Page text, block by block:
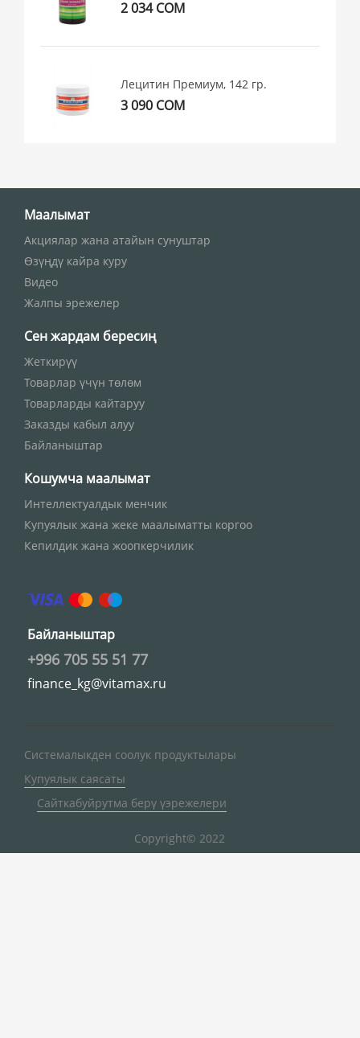
2 034 СОМ
Лецитин Премиум, 142 гр.
3 090 СОМ
Маалымат
Акциялар жана атайын сунуштар
Өзүңдү кайра куру
Видео
Жалпы эрежелер
Сен жардам бересиң
Жеткирүү
Товарлар үчүн төлөм
Товарларды кайтаруу
Заказды кабыл алуу
Байланыштар
Кошумча маалымат
Интеллектуалдык менчик
Купуялык жана жеке маалыматты коргоо
Кепилдик жана жоопкерчилик
Байланыштар
+996 705 55 51 77
finance_kg@vitamax.ru
Системалыкден соолук продуктылары
Купуялык саясаты
Сайткабуйрутма берү үэрежелери
Copyright© 2022